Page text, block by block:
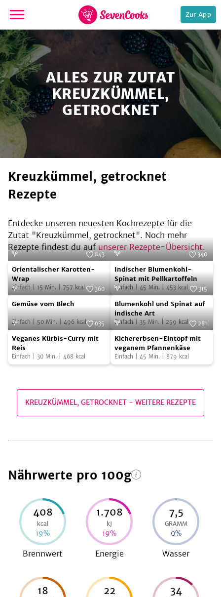
zur
Startseite
Zur App
ALLES ZUR ZUTAT
KREUZKÜMMEL,
GETROCKNET
Kreuzkümmel, getrocknet
Rezepte
Entdecke unseren neuesten Kochrezepte für die
Zutat "Kreuzkümmel, getrocknet". Noch mehr
Rezepte findest du auf unserer Rezepte-Übersicht.
Orientalischer
Karotten-
Wrap
843
Orientalischer Karotten-
Wrap
Einfach 15 Min. 757 kcal
Indischer
Blumenkohl-
Spinat
mit
Pellkartoffeln
Foto: SevenCooks
340
Indischer Blumenkohl-
Spinat mit Pellkartoffeln
Einfach 45 Min. 453 kcal
Gemüse
vom
Blech
Foto:
360
Gemüse vom Blech
Einfach 50 Min. 496 kcal
Blumenkohl
und
Spinat
auf
indische
Art
Foto:SevenCooks
315
Blumenkohl und Spinat auf
indische Art
Einfach 35 Min. 259 kcal
Veganes
Kürbis-
Curry
SevenCooks
635
Veganes Kürbis-Curry mit
Reis
Einfach 30 Min. 468 kcal
Kichererbsen-
Eintopf
mit
Foto: SimplyV
281
Kichererbsen-Eintopf mit
veganem Pfannenkäse
Einfach 45 Min. 879 kcal
KREUZKÜMMEL, GETROCKNET - WEITERE REZEPTE
Nährwerte pro 100g
408
kcal
19%
Brennwert
1.708
kJ
19%
Energie
7,5
GRAMM
0%
Wasser
18 22 34